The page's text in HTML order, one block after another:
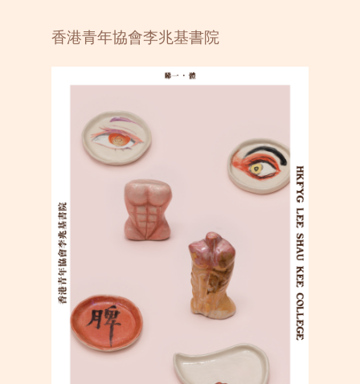
香港青年協會李兆基書院